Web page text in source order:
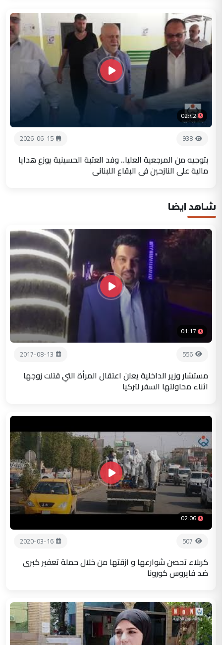
02:42
938
2026-06-15
بتوجيه من المرجعية العليا.. وفد العتبة الحسينية يوزع هدايا
مالية على النازحين في البقاع اللبناني
شاهد ايضا
01:17
556
2017-08-13
مستشار وزير الداخلية يعلن اعتقال المرأة التي قتلت زوجها
اثناء محاولتها السفر لتركيا
02:06
507
2020-03-16
كربلاء تحصن شوارعها و ازقتها من خلال حملة تعفير كبرى
ضد فايروس كورونا